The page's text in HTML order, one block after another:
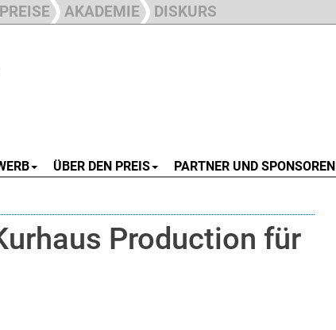
AKADEMIE DISKURS
ÜBER DEN PREIS PARTNER UND SPONSOREN
Production für